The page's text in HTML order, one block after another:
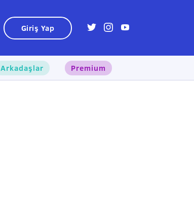
Giriş Yap
Arkadaşlar Premium